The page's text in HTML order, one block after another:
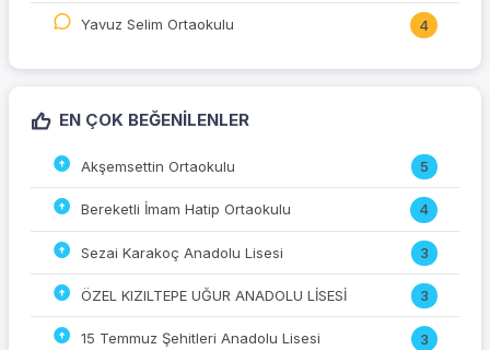
Yavuz Selim Ortaokulu 4
EN ÇOK BEĞENILENLER
Akşemsettin Ortaokulu 5
Bereketli İmam Hatip Ortaokulu 4
Sezai Karakoç Anadolu Lisesi 3
ÖZEL KIZILTEPE UĞUR ANADOLU LİSESİ 3
15 Temmuz Şehitleri Anadolu Lisesi 3